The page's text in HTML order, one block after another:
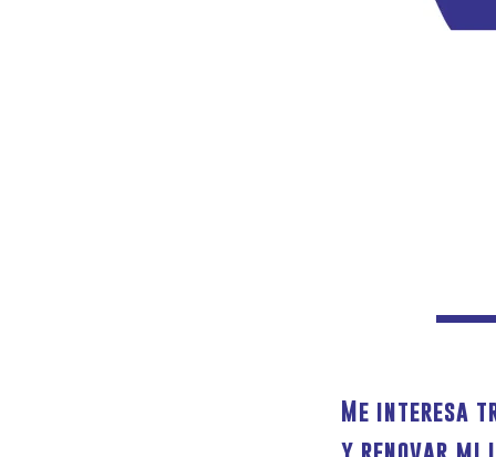
Me interesa
y renovar mi